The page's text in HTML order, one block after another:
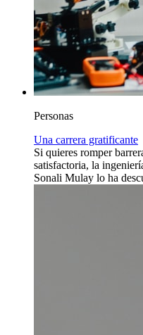
Personas
Una carrera gratificante
Si quieres romper
satisfactoria, la
Sonali Mulay lo ha